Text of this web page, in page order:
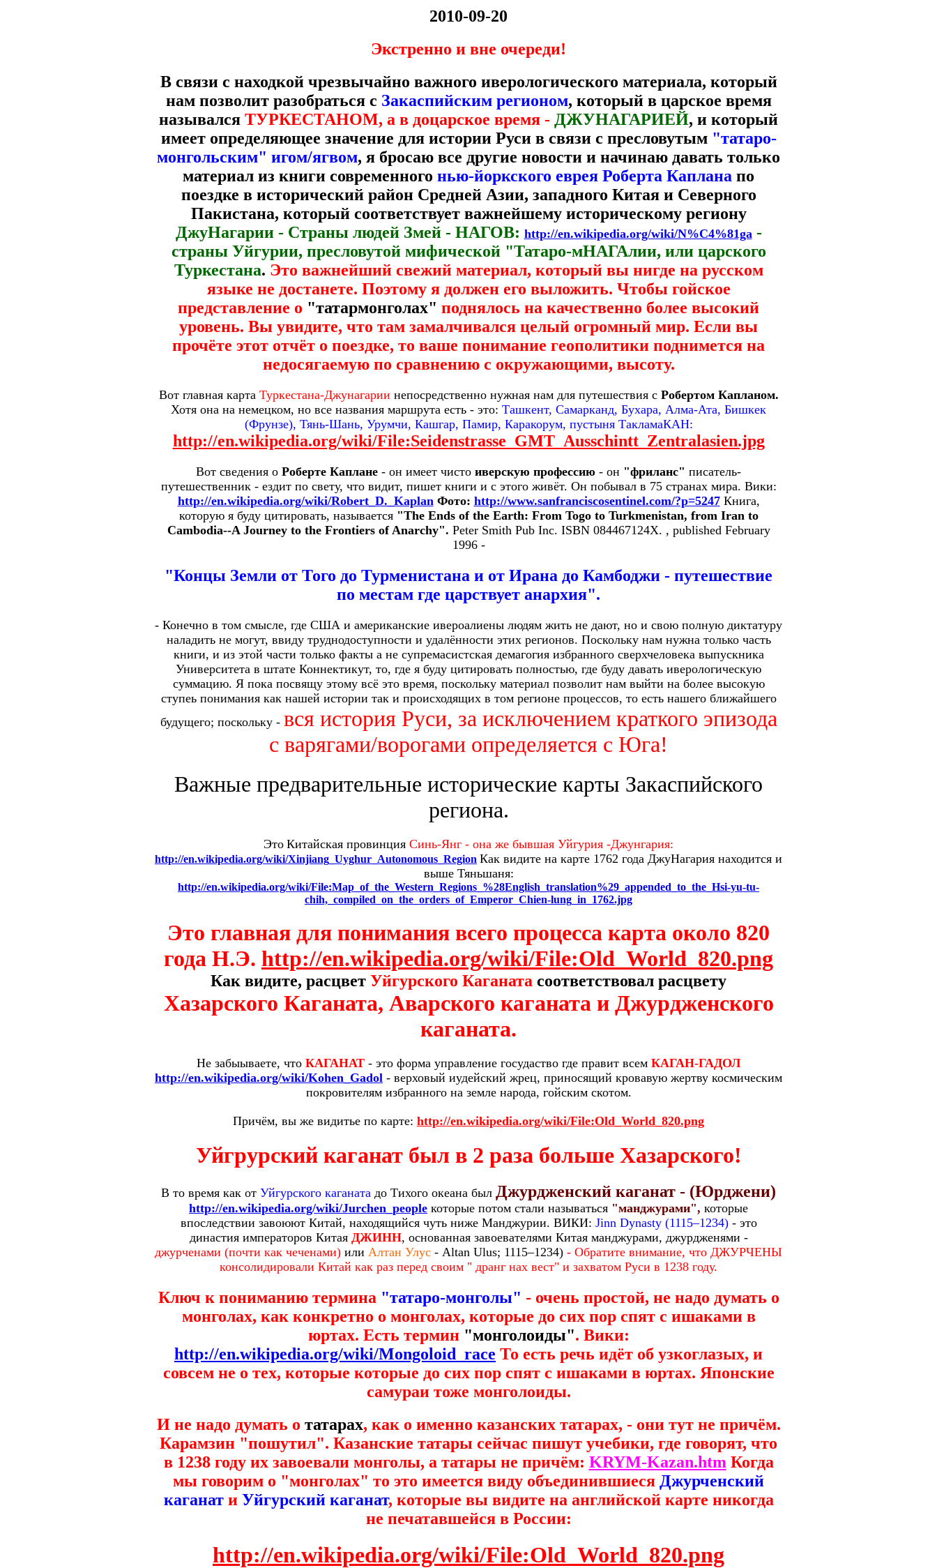
2010-09-20
Экстренно и вне очереди!
В связи с находкой чрезвычайно важного иверологического материала, который
нам позволит разобраться с Закаспийским регионом, который в царское время
назывался ТУРКЕСТАНОМ, а в доцарское время - ДЖУНАГАРИЕЙ, и который
имеет определяющее значение для истории Руси в связи с пресловутым "татаро-
монгольским" игом/ягвом, я бросаю все другие новости и начинаю давать только
материал из книги современного нью-йоркского еврея Роберта Каплана по
поездке в исторический район Средней Азии, западного Китая и Северного
Пакистана, который соответствует важнейшему историческому региону
ДжуНагарии - Страны людей Змей - НАГОВ: http://en.wikipedia.org/wiki/N%C4%81ga -
страны Уйгурии, пресловутой мифической "Татаро-мНАГАлии, или царского
Туркестана. Это важнейший свежий материал, который вы нигде на русском
языке не достанете. Поэтому я должен его выложить. Чтобы гойское
представление о "татармонголах" поднялось на качественно более высокий
уровень. Вы увидите, что там замалчивался целый огромный мир. Если вы
прочёте этот отчёт о поездке, то ваше понимание геополитики поднимется на
недосягаемую по сравнению с окружающими, высоту.
Вот главная карта Туркестана-Джунагарии непосредственно нужная нам для путешествия с Робертом Капланом.
Хотя она на немецком, но все названия маршрута есть - это: Ташкент, Самарканд, Бухара, Алма-Ата, Бишкек
(Фрунзе), Тянь-Шань, Урумчи, Кашгар, Памир, Каракорум, пустыня ТакламаКАН:
http://en.wikipedia.org/wiki/File:Seidenstrasse_GMT_Ausschintt_Zentralasien.jpg
Вот сведения о Роберте Каплане - он имеет чисто иверскую профессию - он "фриланс" писатель-
путешественник - ездит по свету, что видит, пишет книги и с этого живёт. Он побывал в 75 странах мира. Вики:
http://en.wikipedia.org/wiki/Robert_D._KaplanФото: http://www.sanfranciscosentinel.com/?p=5247 Книга,
которую я буду цитировать, называется "The Ends of the Earth: From Togo to Turkmenistan, from Iran to
Cambodia--A Journey to the Frontiers of Anarchy". Peter Smith Pub Inc. ISBN 084467124X. , published February
1996 -
"Концы Земли от Того до Турменистана и от Ирана до Камбоджи - путешествие
по местам где царствует анархия".
- Конечно в том смысле, где США и американские ивероалиены людям жить не дают, но и свою полную диктатуру
наладить не могут, ввиду труднодоступности и удалённости этих регионов. Поскольку нам нужна только часть
книги, и из этой части только факты а не супремасистская демагогия избранного сверхчеловека выпускника
Университета в штате Коннектикут, то, где я буду цитировать полностью, где буду давать иверологическую
суммацию. Я пока посвящу этому всё это время, поскольку материал позволит нам выйти на более высокую
ступеь понимания как нашей истории так и происходящих в том регионе процессов, то есть нашего ближайшего
будущего; поскольку - вся история Руси, за исключением краткого эпизода
с варягами/ворогами определяется с Юга!
Важные предварительные исторические карты Закаспийского
региона.
Это Китайская провинция Синь-Янг - она же бывшая Уйгурия -Джунгария:
http://en.wikipedia.org/wiki/Xinjiang_Uyghur_Autonomous_Region Как видите на карте 1762 года ДжуНагария находится и
выше Тяньшаня:
http://en.wikipedia.org/wiki/File:Map_of_the_Western_Regions_%28English_translation%29_appended_to_the_Hsi-yu-tu-
chih,_compiled_on_the_orders_of_Emperor_Chien-lung_in_1762.jpg
Это главная для понимания всего процесса карта около 820
года Н.Э. http://en.wikipedia.org/wiki/File:Old_World_820.png
Как видите, расцвет Уйгурского Каганата соответствовал расцвету
Хазарского Каганата, Аварского каганата и Джурдженского
каганата.
Не забыываете, что КАГАНАТ - это форма управление госудаство где правит всем КАГАН-ГАДОЛ
http://en.wikipedia.org/wiki/Kohen_Gadol - верховый иудейский жрец, приносящий кровавую жертву космическим
покровителям избранного на земле народа, гойским скотом.
Причём, вы же видитье по карте: http://en.wikipedia.org/wiki/File:Old_World_820.png
Уйгрурский каганат был в 2 раза больше Хазарского!
В то время как от Уйгурского каганата до Тихого океана был Джурдженский каганат - (Юрджени)
http://en.wikipedia.org/wiki/Jurchen_people которые потом стали называться "манджурами", которые
впоследствии завоюют Китай, находящийся чуть ниже Манджурии. ВИКИ: Jinn Dynasty (1115–1234)- это
династия императоров КитаяДЖИНН, основанная завоевателями Китая манджурами, джурдженями -
джурченами (почти как чеченами) или Алтан Улус - Altan Ulus; 1115–1234) - Обратите внимание, что ДЖУРЧЕНЫ
консолидировали Китай как раз перед своим " дранг нах вест" и захватом Руси в 1238 году.
Ключ к пониманию термина "татаро-монголы" - очень простой, не надо думать о
монголах, как конкретно о монголах, которые до сих пор спят с ишаками в
юртах. Есть термин "монголоиды". Вики:
http://en.wikipedia.org/wiki/Mongoloid_race То есть речь идёт об узкоглазых, и
совсем не о тех, которые которые до сих пор спят с ишаками в юртах. Японские
самураи тоже монголоиды.
И не надо думать о татарах, как о именно казанских татарах, - они тут не причём.
Карамзин "пошутил". Казанские татары сейчас пишут учебики, где говорят, что
в 1238 году их завоевали монголы, а татары не причём: KRYM-Kazan.htm Когда
мы говорим о "монголах" то это имеется виду объединившиеся Джурченский
каганат и Уйгурский каганат, которые вы видите на английской карте никогда
не печатавшейся в России:
http://en.wikipedia.org/wiki/File:Old_World_820.png